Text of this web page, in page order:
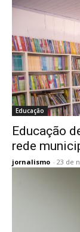
Educação
Educação
rede
jornalismo - 23 de